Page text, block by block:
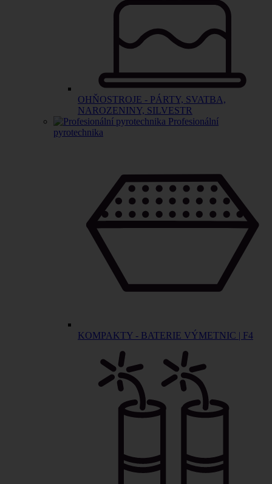
OHŇOSTROJE - PÁRTY, SVATBA,
NAROZENINY, SILVESTR
Profesionální
pyrotechnika
KOMPAKTY - BATERIE VÝMETNIC | F4